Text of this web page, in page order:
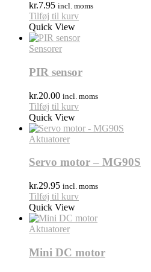
kr.7.95 incl. moms
Tilføj til kurv
Quick View
Sensorer
PIR sensor
kr.20.00 incl. moms
Tilføj til kurv
Quick View
Aktuatorer
Servo motor – MG90S
kr.29.95 incl. moms
Tilføj til kurv
Quick View
Aktuatorer
Mini DC motor